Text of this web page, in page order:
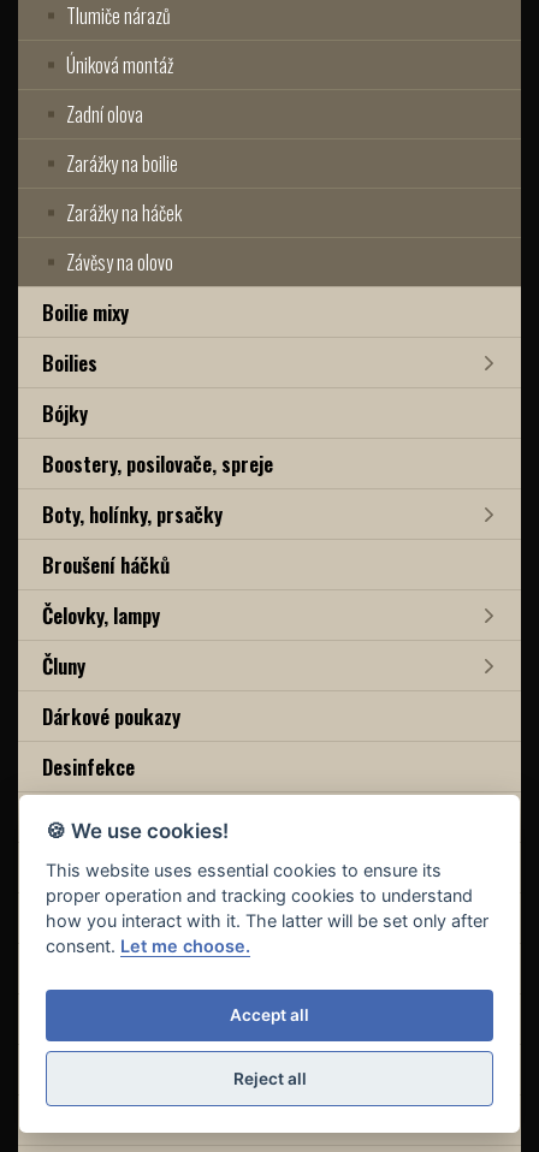
Tlumiče nárazů
Úniková montáž
Zadní olova
Zarážky na boilie
Zarážky na háček
Závěsy na olovo
Boilie mixy
Boilies
Bójky
Boostery, posilovače, spreje
Boty, holínky, prsačky
Broušení háčků
Čelovky, lampy
Čluny
Dárkové poukazy
Desinfekce
Deštníky
Dipovací kelímky
Dipy
Elektromotory, nabíječky
🍪 We use cookies!
This website uses essential cookies to ensure its
proper operation and tracking cookies to understand
how you interact with it. The latter will be set only after
consent. Let me choose.
Accept all
Reject all